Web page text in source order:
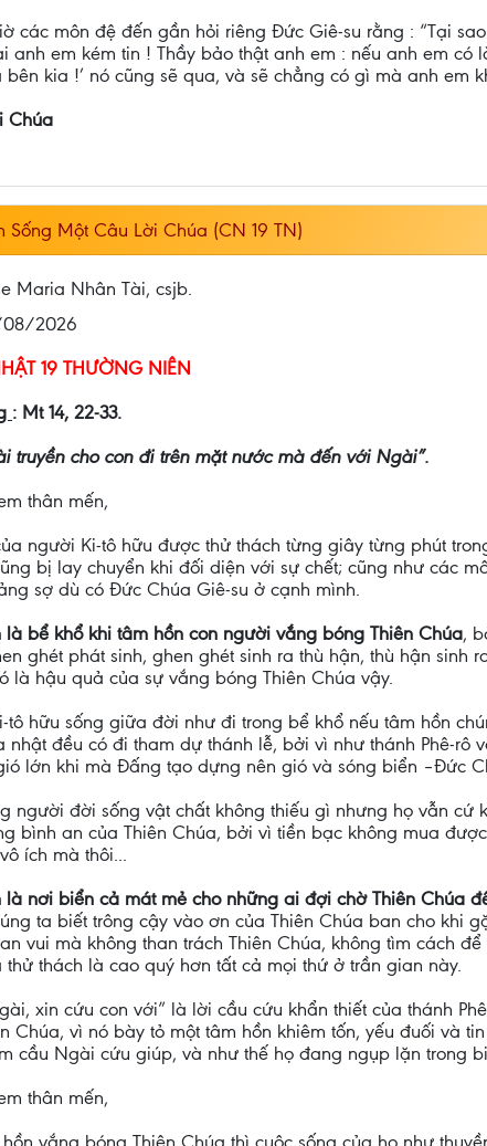
các môn đệ đến gần hỏi riêng Đức Giê-su rằng : “Tại
anh em kém tin ! Thầy bảo thật anh em : nếu anh em
bên kia !’ nó cũng sẽ qua, và sẽ chẳng có gì mà anh em
Chúa
Sống Một Câu Lời Chúa (CN 19 TN)
Maria Nhân Tài, csjb.
08/2026
19 THƯỜNG NIÊN
: Mt 14, 22-33.
truyền cho con đi trên mặt nước mà đến với Ngài”.
thân mến,
người Ki-tô hữu được thử thách từng giây từng phút
bị lay chuyển khi đối diện với sự chết; cũng như các
sợ dù có Đức Chúa Giê-su ở cạnh mình.
là bể khổ khi tâm hồn con người vắng bóng Thiên Chúa,
ghét phát sinh, ghen ghét sinh ra thù hận, thù hận
là hậu quả của sự vắng bóng Thiên Chúa vậy.
tô hữu sống giữa đời như đi trong bể khổ nếu tâm hồn
nhật đều có đi tham dự thánh lễ, bởi vì như thánh Phê-
lớn khi mà Đấng tạo dựng nên gió và sóng biển –Đức
người đời sống vật chất không thiếu gì nhưng họ vẫn
bình an của Thiên Chúa, bởi vì tiền bạc không mua
ích mà thôi...
là nơi biển cả mát mẻ cho những ai đợi chờ Thiên Chúa
ta biết trông cậy vào ơn của Thiên Chúa ban cho khi
vui mà không than trách Thiên Chúa, không tìm cách
thử thách là cao quý hơn tất cả mọi thứ ở trần gian này.
xin cứu con với” là lời cầu cứu khẩn thiết của thánh
Chúa, vì nó bày tỏ một tâm hồn khiêm tốn, yếu đuối và
cầu Ngài cứu giúp, và như thế họ đang ngụp lặn trong
thân mến,